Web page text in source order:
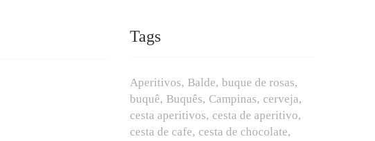
Tags
Aperitivos Balde buque de rosas
buquê Buquês Campinas cerveja
cesta aperitivos cesta de aperitivo
cesta de cafe cesta de chocolate